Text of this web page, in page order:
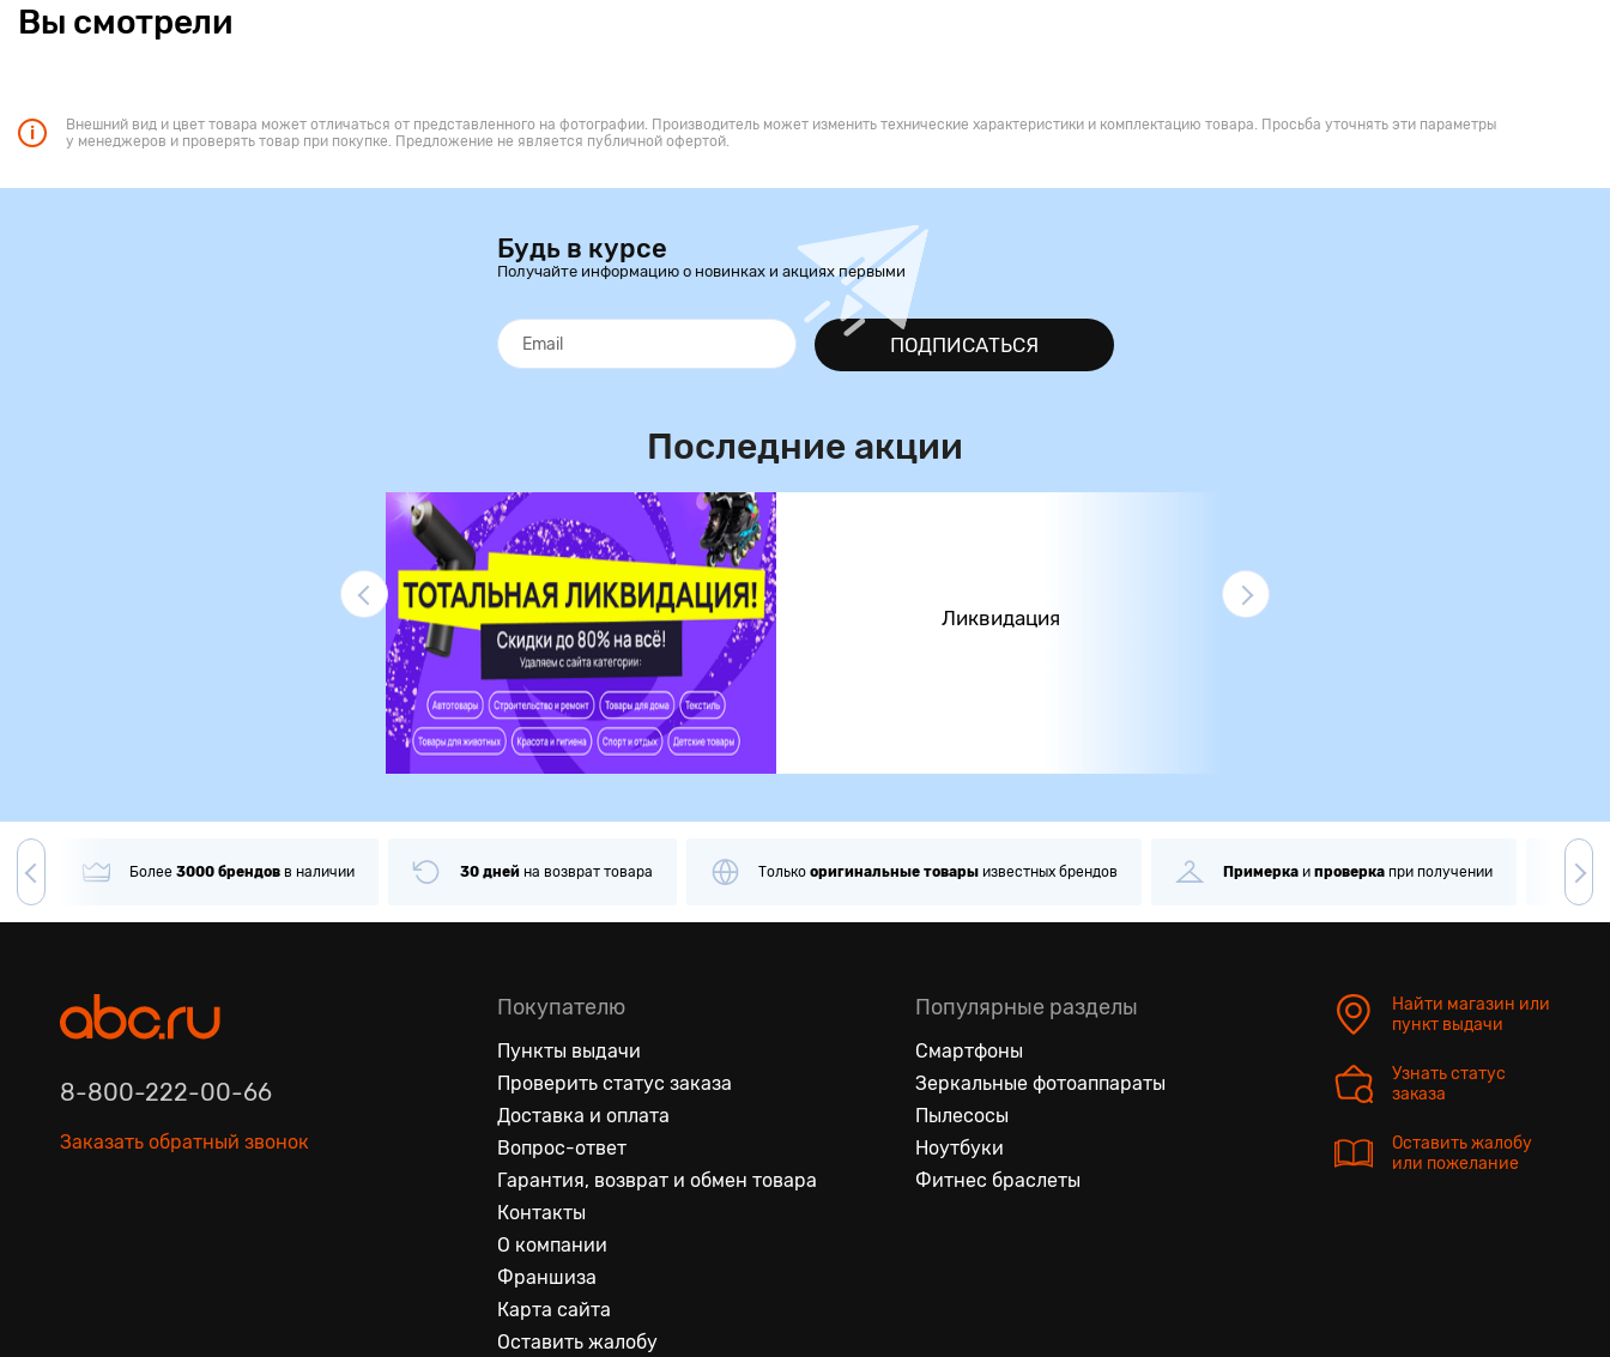
Вы смотрели
Внешний вид и цвет товара может отличаться от представленного на фотографии. Производитель может изменить технические характеристики и комплектацию товара. Просьба уточнять эти параметры
у менеджеров и проверять товар при покупке. Предложение не является публичной офертой.
Будь в курсе
Получайте информацию о новинках и акциях первыми
ПОДПИСАТЬСЯ
Последние акции
Ликвидация
Более 3000 брендов в наличии 30 дней на возврат товара Только оригинальные товары известных брендов Примерка и проверка при получении
8-800-222-00-66
Заказать обратный звонок
Покупателю
Пункты выдачи
Проверить статус заказа
Доставка и оплата
Вопрос-ответ
Гарантия, возврат и обмен товара
Контакты
О компании
Франшиза
Карта сайта
Оставить жалобу
Популярные разделы
Смартфоны
Зеркальные фотоаппараты
Пылесосы
Ноутбуки
Фитнес браслеты
Найти магазин или
пункт выдачи
Узнать статус
заказа
Оставить жалобу
или пожелание